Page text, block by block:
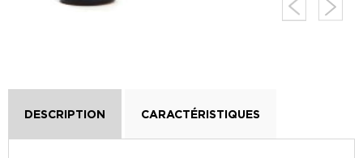
DESCRIPTION CARACTÉRISTIQUES